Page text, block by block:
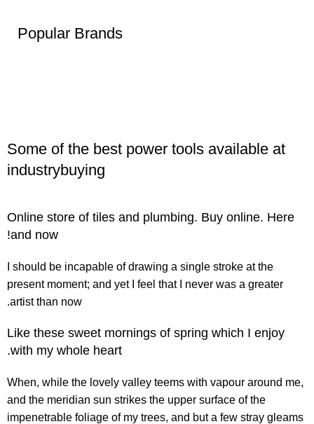
Popular Brands
Some of the best power tools available at
industrybuying
Online store of tiles and plumbing. Buy online. Here
and now!
I should be incapable of drawing a single stroke at the
present moment; and yet I feel that I never was a greater
artist than now.
Like these sweet mornings of spring which I enjoy
with my whole heart.
When, while the lovely valley teems with vapour around me,
and the meridian sun strikes the upper surface of the
impenetrable foliage of my trees, and but a few stray gleams